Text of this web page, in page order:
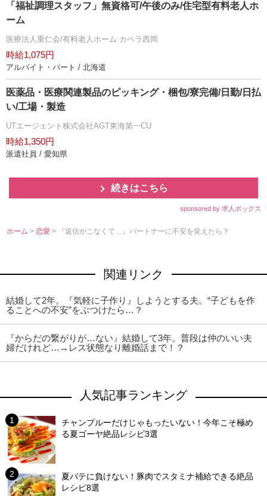
「福祉調理スタッフ」無資格可/午後のみ/住宅型有料老人ホ
ーム
医療法人重仁会/有料老人ホーム カペラ西岡
時給1,075円
アルバイト・パート / 北海道
医薬品・医療関連製品のピッキング・梱包/寮完備/日勤/日払
い/工場・製造
UTエージェント株式会社AGT東海第一CU
時給1,350円
派遣社員 / 愛知県
続きはこちら
sponsored by 求人ボックス
ホーム >恋愛> 『返信がこなくて…』パートナーに不安を覚えたら？
関連リンク
結婚して2年。『気軽に子作り』しようとする夫。“子どもを作
ることへの不安”をぶつけたら…？
『からだの繋がりが…ない』結婚して3年。普段は仲のいい夫
婦だけれど…→レス状態なり離婚話まで！？
人気記事ランキング
チャンプルーだけじゃもったいない！今年こそ極め
る夏ゴーヤ絶品レシピ3選
夏バテに負けない！豚肉でスタミナ補給できる絶品
レシピ8選